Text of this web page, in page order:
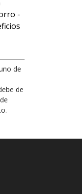
-
de
de